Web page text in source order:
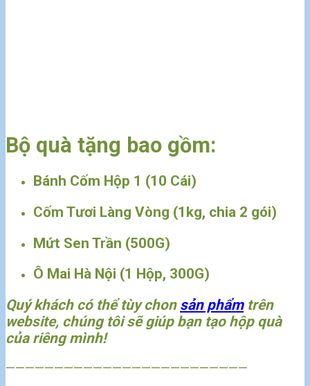
Bộ quà tặng bao gồm:
Bánh Cốm Hộp 1 (10 Cái)
Cốm Tươi Làng Vòng (1kg, chia 2 gói)
Mứt Sen Trần (500G)
Ô Mai Hà Nội (1 Hộp, 300G)
Quý khách có thể tùy chon sản phẩmtrên
website, chúng tôi sẽ giúp bạn tạo hộp quà
của riêng mình!
—————————————————————————